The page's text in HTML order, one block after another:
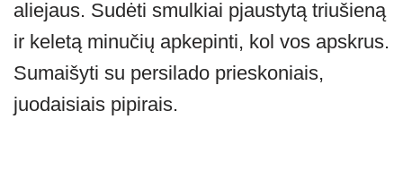
aliejaus. Sudėti smulkiai pjaustytą triušieną
ir keletą minučių apkepinti, kol vos apskrus.
Sumaišyti su persilado prieskoniais,
juodaisiais pipirais.